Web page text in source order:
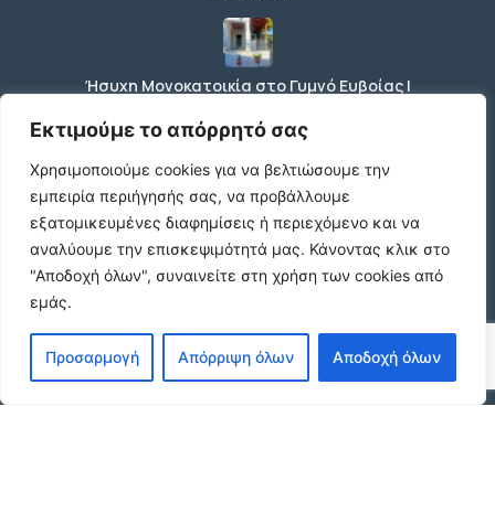
Εκτιμούμε το απόρρητό σας
Χρησιμοποιούμε cookies για να βελτιώσουμε την
εμπειρία περιήγησής σας, να προβάλλουμε
εξατομικευμένες διαφημίσεις ή περιεχόμενο και να
αναλύουμε την επισκεψιμότητά μας. Κάνοντας κλικ στο
"Αποδοχή όλων", συναινείτε στη χρήση των cookies από
εμάς.
Προσαρμογή Απόρριψη όλων Αποδοχή όλων
Ήσυχη Μονοκατοικία στο Γυμνό Ευβοίας |
Κοντά σε Θάλασσα & Βουνό
€52 /μήνα
ΕΝΟΙΚΙΑΣΗ ΔΙΑΜΕΡΙΣΜΑΤΟΣ ΧΑΡΙΛΑΟΥ
ΘΕΣΣΑΛΟΝΙΚΗ
€600 /μήνα
Κωδικος ακινητου Μ480 καταστημα στον
Ευοσμο